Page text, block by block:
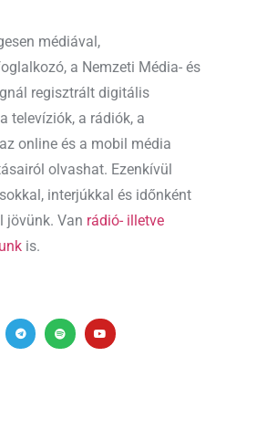
médiával,
a Nemzeti Média- és
regisztrált digitális
televíziók, a rádiók, a
online és a mobil média
olvashat. Ezenkívül
interjúkkal és időnként
jövünk. Van rádió- illetve
is.